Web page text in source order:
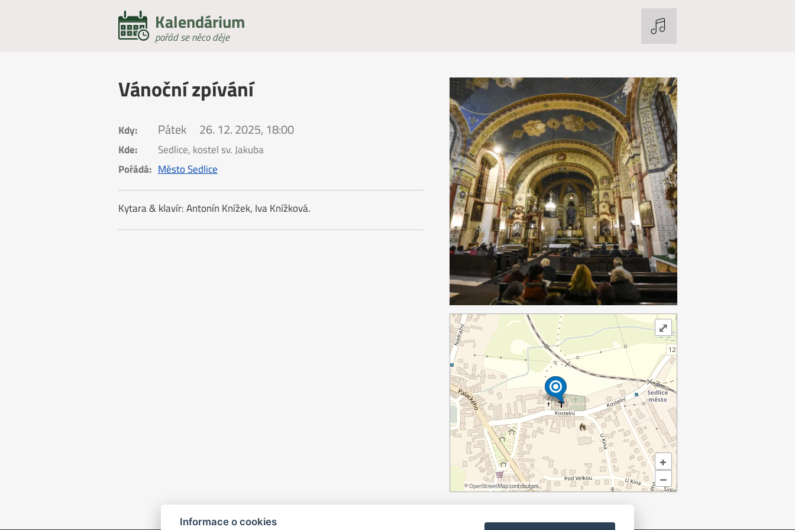
Kalendárium
pořád se něco děje
Vánoční zpívání
Kdy: Pátek 26. 12. 2025, 18:00
Kde:
Sedlice, kostel sv. Jakuba
Pořádá: Město Sedlice
Kytara & klavír: Antonín Knížek, Iva Knížková.
+
–
©OpenStreetMapcontributors.
⤢
Informace o cookies